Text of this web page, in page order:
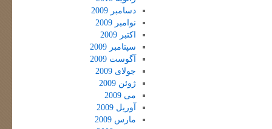
دسامبر 2009
نوامبر 2009
اکتبر 2009
سپتامبر 2009
آگوست 2009
جولای 2009
ژوئن 2009
می 2009
آوریل 2009
مارس 2009